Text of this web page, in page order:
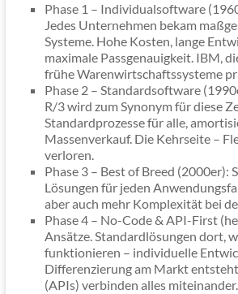
Phase 1 – Individualsoftware
Jedes Unternehmen bekam
Systeme. Hohe Kosten, lange
maximale Passgenauigkeit. IBM,
frühe Warenwirtschaftssysteme
Phase 2 – Standardsoftware
R/3 wird zum Synonym für diese
Standardprozesse für alle,
Massenverkauf. Die Kehrseite –
verloren.
Phase 3 – Best of Breed (2000er):
Lösungen für jeden
aber auch mehr Komplexität bei
Phase 4 – No-Code & API-First
Ansätze. Standardlösungen dort,
funktionieren – individuelle
Differenzierung am Markt
(APIs) verbinden alles miteinander.